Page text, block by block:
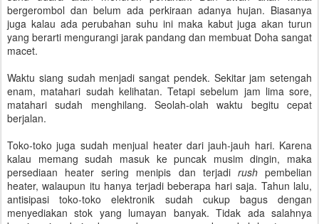
bergerombol dan belum ada perkiraan adanya hujan. Biasanya
juga kalau ada perubahan suhu ini maka kabut juga akan turun
yang berarti mengurangi jarak pandang dan membuat Doha sangat
macet.
Waktu siang sudah menjadi sangat pendek. Sekitar jam setengah
enam, matahari sudah kelihatan. Tetapi sebelum jam lima sore,
matahari sudah menghilang. Seolah-olah waktu begitu cepat
berjalan.
Toko-toko juga sudah menjual heater dari jauh-jauh hari. Karena
kalau memang sudah masuk ke puncak musim dingin, maka
persediaan heater sering menipis dan terjadi rushpembelian
heater, walaupun itu hanya terjadi beberapa hari saja. Tahun lalu,
antisipasi toko-toko elektronik sudah cukup bagus dengan
menyediakan stok yang lumayan banyak. Tidak ada salahnya